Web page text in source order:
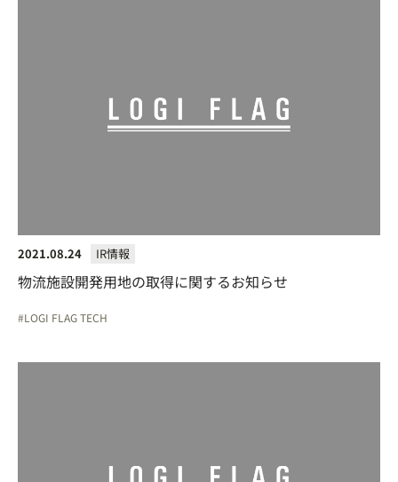
2021.08.24 IR情報
物流施設開発用地の取得に関するお知らせ
LOGI FLAG TECH